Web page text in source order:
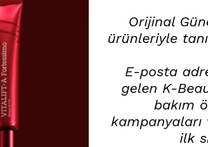
Orijinal
ürünleriyle
E-posta
gelen K-
bakım
kampanyaları
ilk